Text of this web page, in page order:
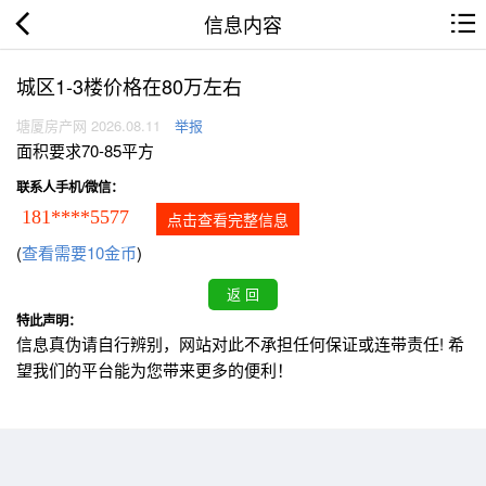
信息内容
城区1-3楼价格在80万左右
塘厦房产网 2026.08.11 举报
面积要求70-85平方
联系人手机/微信：
181****5577 点击查看完整信息
(查看需要10金币)
特此声明：
信息真伪请自行辨别，网站对此不承担任何保证或连带责任! 希
望我们的平台能为您带来更多的便利！